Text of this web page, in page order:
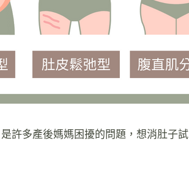
是許多產後媽媽困擾的問題，想消肚子